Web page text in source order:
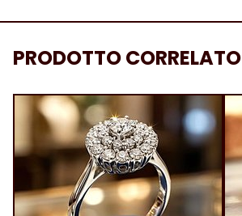
PRODOTTO CORRELATO